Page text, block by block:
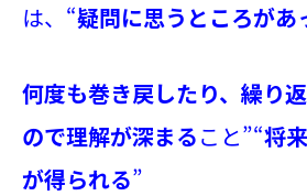
は、“疑問に思うところがあ
何度も巻き戻したり、繰り
ので理解が深まること”“将
が得られる”